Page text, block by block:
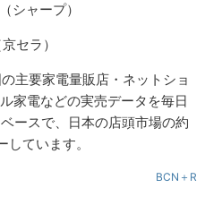
ャープ）
セラ）
主要家電量販店・ネットショ
家電などの実売データを毎日
ースで、日本の店頭市場の約
ています。
BCN＋R